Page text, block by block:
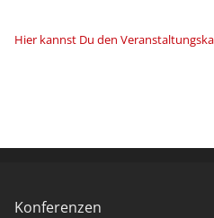
Hier kannst Du den
Konferenzen